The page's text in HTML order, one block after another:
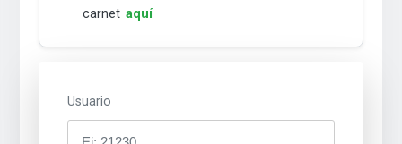
carnet aquí
Usuario